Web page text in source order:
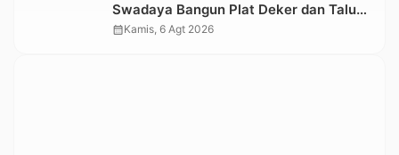
Swadaya Bangun Plat Deker dan Talut
Jalan Penghubung Antar Lembang
calendar_monthKamis, 6 Agt 2026